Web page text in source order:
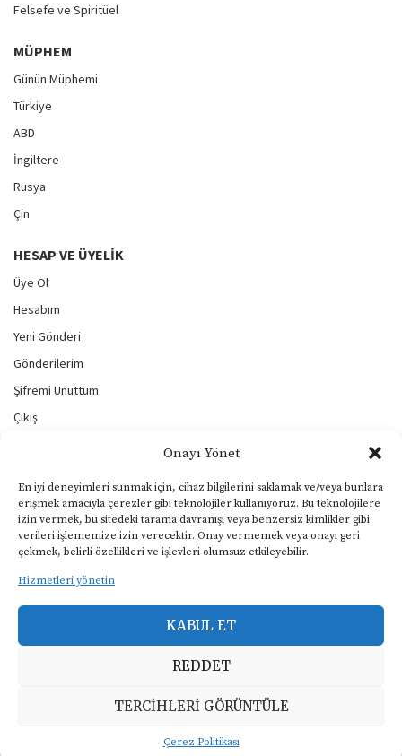
Onayı Yönet
En iyi deneyimleri sunmak için, cihaz bilgilerini saklamak ve/veya bunlara
erişmek amacıyla çerezler gibi teknolojiler kullanıyoruz. Bu teknolojilere
izin vermek, bu sitedeki tarama davranışı veya benzersiz kimlikler gibi
verileri işlememize izin verecektir. Onay vermemek veya onayı geri
çekmek, belirli özellikleri ve işlevleri olumsuz etkileyebilir.
Hizmetleri yönetin
KABUL ET
REDDET
TERCIHLERI GÖRÜNTÜLE
Çerez Politikası
Felsefe ve Spiritüel
MÜPHEM
Günün Müphemi
Türkiye
ABD
İngiltere
Rusya
Çin
HESAP VE ÜYELIK
Üye Ol
Hesabım
Yeni Gönderi
Gönderilerim
Şifremi Unuttum
Çıkış
KULLANIM ŞARTLARI
Gizlilik ve Çerezler Politikası
Yasal Uyarı
Copyright © 2024, Müphem, Tüm Hakları Saklıdır.